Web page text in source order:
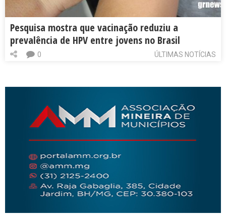
Pesquisa mostra que vacinação reduziu a
prevalência de HPV entre jovens no Brasil
ÚLTIMAS NOTÍCIAS
0